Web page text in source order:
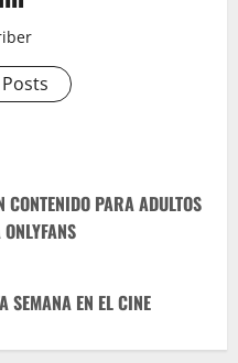
PARA ADULTOS
SEMANA EN EL CINE